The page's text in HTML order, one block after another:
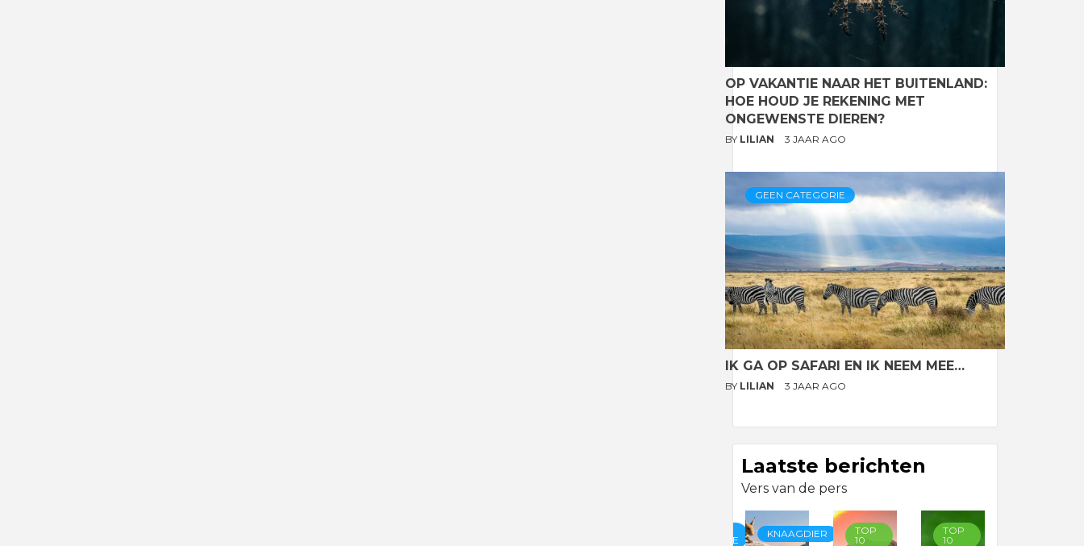
OP VAKANTIE NAAR HET BUITENLAND:
HOE HOUD JE REKENING MET
ONGEWENSTE DIEREN?
BY LILIAN 3 JAAR AGO
GEEN CATEGORIE
IK GA OP SAFARI EN IK NEEM MEE…
BY LILIAN 3 JAAR AGO
Laatste berichten
Vers van de pers
CATEGORIE
KNAAGDIER
TOP
10
TOP
10